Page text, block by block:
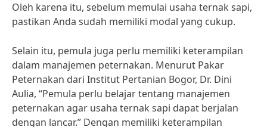
Oleh karena itu, sebelum memulai usaha ternak sapi,
pastikan Anda sudah memiliki modal yang cukup.
Selain itu, pemula juga perlu memiliki keterampilan
dalam manajemen peternakan. Menurut Pakar
Peternakan dari Institut Pertanian Bogor, Dr. Dini
Aulia, “Pemula perlu belajar tentang manajemen
peternakan agar usaha ternak sapi dapat berjalan
dengan lancar.” Dengan memiliki keterampilan